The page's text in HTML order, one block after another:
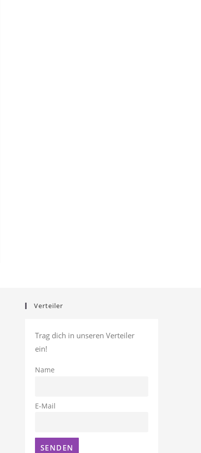
Verteiler
Trag dich in unseren Verteiler
ein!
Name
E-Mail